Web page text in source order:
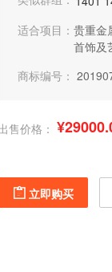
适合项目： 贵重金
首饰及
商标编号：
售价格：
立即购买